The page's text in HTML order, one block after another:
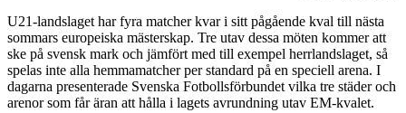
U21-landslaget har fyra matcher kvar i sitt pågående kval till nästa
sommars europeiska mästerskap. Tre utav dessa möten kommer att
ske på svensk mark och jämfört med till exempel herrlandslaget, så
spelas inte alla hemmamatcher per standard på en speciell arena. I
dagarna presenterade Svenska Fotbollsförbundet vilka tre städer och
arenor som får äran att hålla i lagets avrundning utav EM-kvalet.